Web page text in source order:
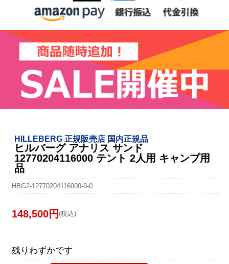
HILLEBERG 正規販売店 国内正規品
ヒルバーグ アナリス サンド
12770204116000 テント 2人用 キャンプ用
品
HBG2-12770204116000-0-0
148,500円 (税込)
残りわずかです